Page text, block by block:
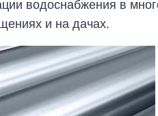
водоснабжения в
и на дачах.